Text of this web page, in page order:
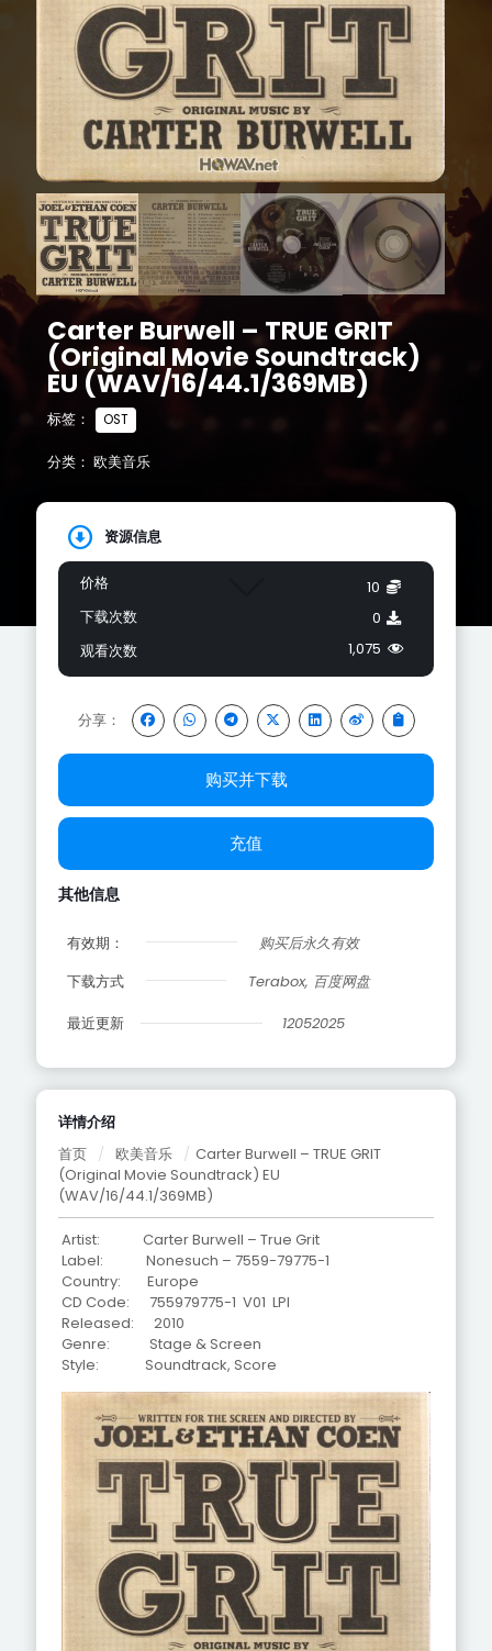
Carter Burwell – TRUE GRIT
(Original Movie Soundtrack)
EU (WAV/16/44.1/369MB)
标签： OST
分类： 欧美音乐
详情介绍
首页 / 欧美音乐 / Carter Burwell – TRUE GRIT
(Original Movie Soundtrack) EU
(WAV/16/44.1/369MB)
Artist: Carter Burwell – True Grit
Label: Nonesuch – 7559-79775-1
Country: Europe
CD Code: 755979775-1 V01 LPI
Released: 2010
Genre: Stage & Screen
Style: Soundtrack, Score
资源信息
价格
下载次数
观看次数
10
0
1,075
分享：
购买并下载
充值
其他信息
有效期：
购买后永久有效
下载方式
Terabox, 百度网盘
最近更新
12052025